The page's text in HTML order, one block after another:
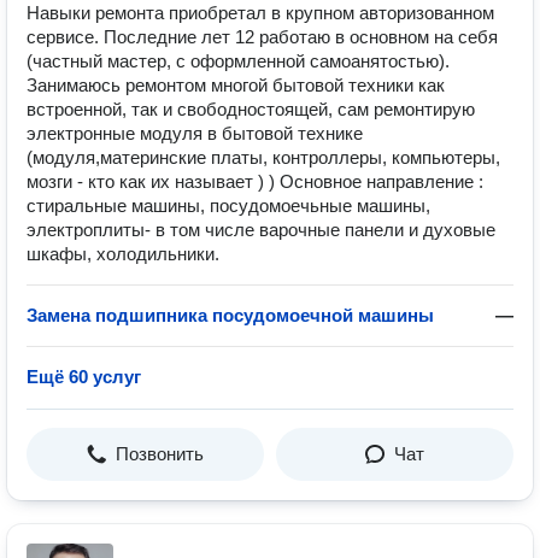
Навыки ремонта приобретал в крупном авторизованном
сервисе. Последние лет 12 работаю в основном на себя
(частный мастер, с оформленной самоанятостью).
Занимаюсь ремонтом многой бытовой техники как
встроенной, так и свободностоящей, сам ремонтирую
электронные модуля в бытовой технике
(модуля,материнские платы, контроллеры, компьютеры,
мозги - кто как их называет ) ) Основное направление :
стиральные машины, посудомоечьные машины,
электроплиты- в том числе варочные панели и духовые
шкафы, холодильники.
Замена подшипника посудомоечной машины —
Ещё 60 услуг
Позвонить Чат